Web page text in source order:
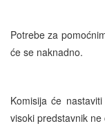
Potrebe za
će se naknadno.
Komisija će
visoki predstavnik